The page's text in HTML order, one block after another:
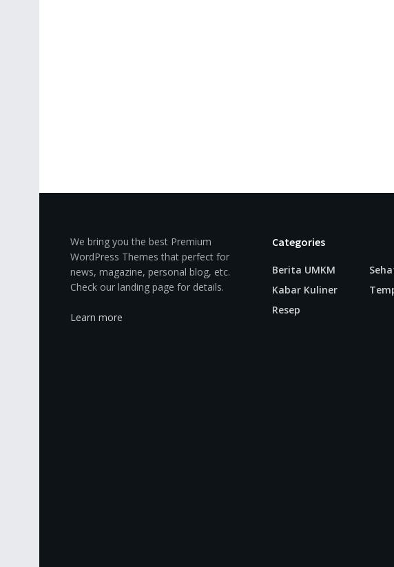
We bring you the best Premium
WordPress Themes that perfect for
news, magazine, personal blog, etc.
Check our landing page for details.
Learn more
Categories
Berita UMKM
Kabar Kuliner
Resep